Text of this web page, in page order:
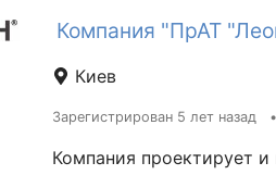
Компания "ПрАТ
Киев
Зарегистрирован 5 лет назад •
Компания проектирует